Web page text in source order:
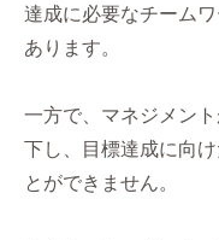
達成に必要なチーム
あります。
一方で、マネジメン
下し、目標達成に向
とができません。